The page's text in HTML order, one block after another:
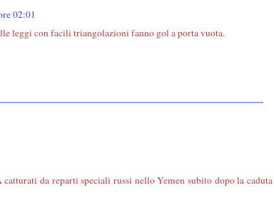
02:01
leggi con facili triangolazioni fanno gol a porta vuota.
da reparti speciali russi nello Yemen subito dopo la caduta